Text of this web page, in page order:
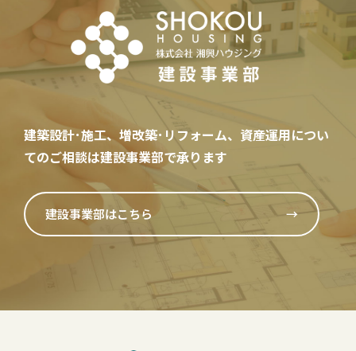
建築設計･施工、増改築･リフォーム、資産運用につい
てのご相談は建設事業部で承ります
建設事業部はこちら →